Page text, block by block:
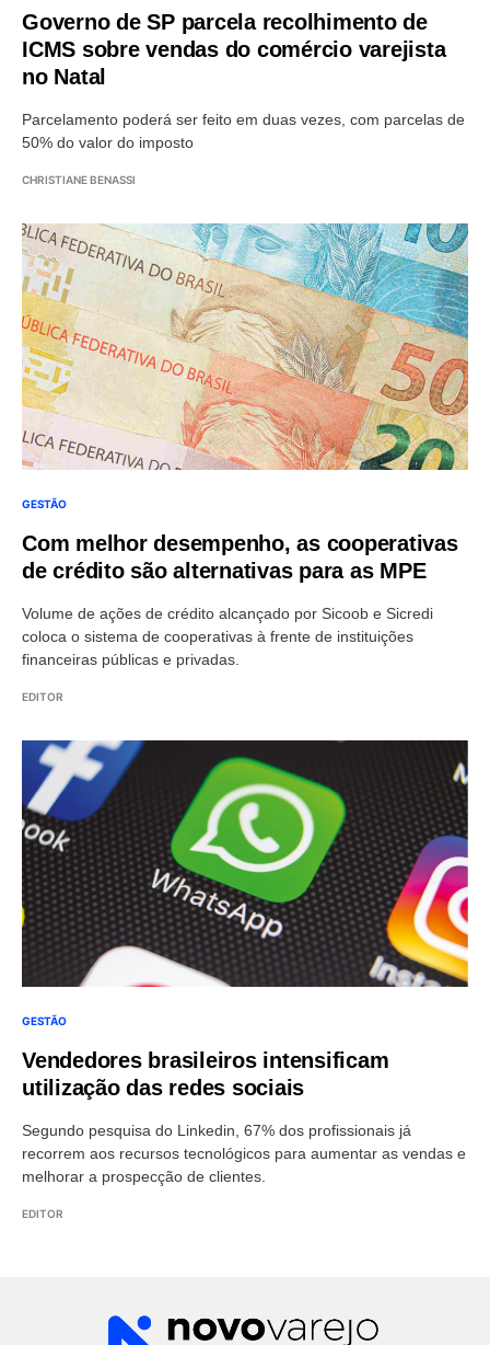
Governo de SP parcela recolhimento de
ICMS sobre vendas do comércio varejista
no Natal
Parcelamento poderá ser feito em duas vezes, com parcelas de
50% do valor do imposto
CHRISTIANE BENASSI
GESTÃO
Com melhor desempenho, as cooperativas
de crédito são alternativas para as MPE
Volume de ações de crédito alcançado por Sicoob e Sicredi
coloca o sistema de cooperativas à frente de instituições
financeiras públicas e privadas.
EDITOR
GESTÃO
Vendedores brasileiros intensificam
utilização das redes sociais
Segundo pesquisa do Linkedin, 67% dos profissionais já
recorrem aos recursos tecnológicos para aumentar as vendas e
melhorar a prospecção de clientes.
EDITOR